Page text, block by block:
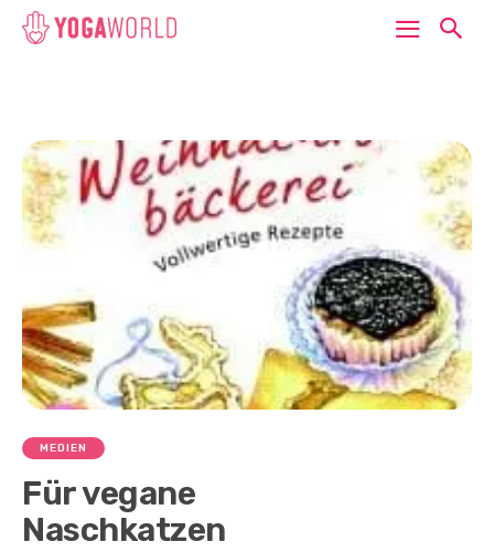
MEDIEN
Für vegane
Naschkatzen